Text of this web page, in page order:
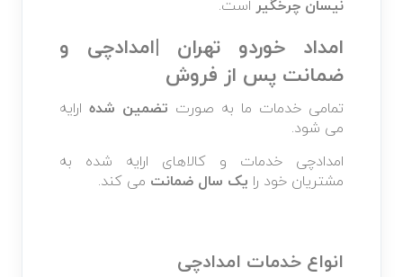
نیسان چرخگیر است.
امداد خوردو تهران |امدادچی و
ضمانت پس از فروش
تمامی خدمات ما به صورت تضمین شدهارایه
می شود.
امدادچی خدمات و کالاهای ارایه شده به
مشتریان خود را یک سال ضمانت می کند.
انواع خدمات امدادچی